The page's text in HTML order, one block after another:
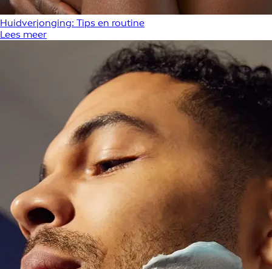
Huidverjonging: Tips en routine
Lees meer